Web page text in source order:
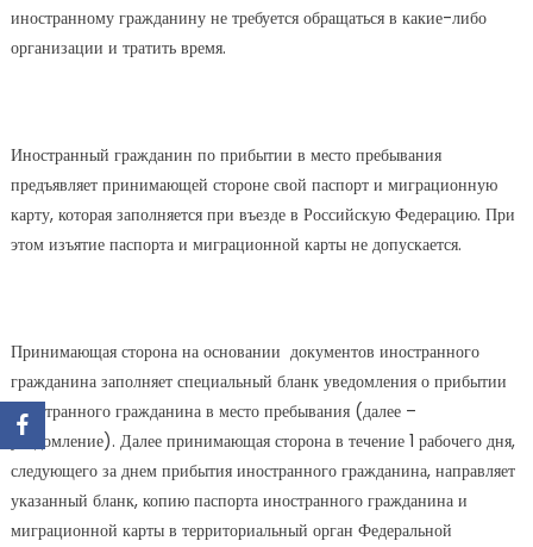
иностранному гражданину не требуется обращаться в какие-либо
организации и тратить время.
Иностранный гражданин по прибытии в место пребывания
предъявляет принимающей стороне свой паспорт и миграционную
карту, которая заполняется при въезде в Российскую Федерацию. При
этом изъятие паспорта и миграционной карты не допускается.
Принимающая сторона на основании документов иностранного
гражданина заполняет специальный бланк уведомления о прибытии
иностранного гражданина в место пребывания (далее –
уведомление). Далее принимающая сторона в течение 1 рабочего дня,
следующего за днем прибытия иностранного гражданина, направляет
указанный бланк, копию паспорта иностранного гражданина и
миграционной карты в территориальный орган Федеральной